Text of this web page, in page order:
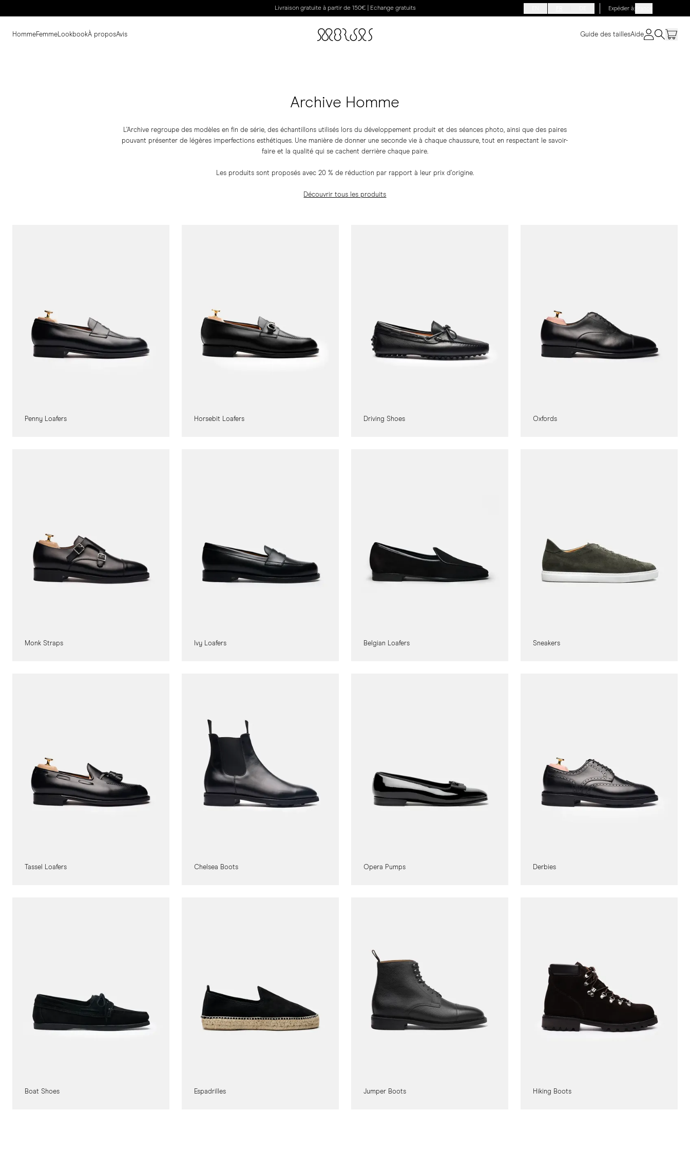
Livraison gratuite à partir de 150€ | Echange gratuits Expédier à:France
HommeFemme LookbookÀ proposAvis Guide des taillesAide
Archive Homme
L’Archive regroupe des modèles en fin de série, des échantillons utilisés lors du développement produit et des séances photo, ainsi que des paires
pouvant présenter de légères imperfections esthétiques. Une manière de donner une seconde vie à chaque chaussure, tout en respectant le savoir-
faire et la qualité qui se cachent derrière chaque paire.
Les produits sont proposés avec 20 % de réduction par rapport à leur prix d’origine.
Découvrir tous les produits
Penny Loafers Horsebit Loafers Driving Shoes Oxfords
Monk Straps Ivy Loafers Belgian Loafers Sneakers
Tassel Loafers Chelsea Boots Opera Pumps Derbies
Boat Shoes Espadrilles Jumper Boots Hiking Boots